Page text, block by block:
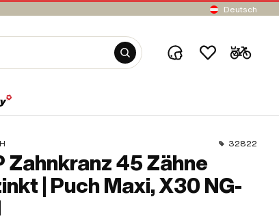
Deutsch
32822
Zahnkranz 45 Zähne
| Puch Maxi, X30 NG-